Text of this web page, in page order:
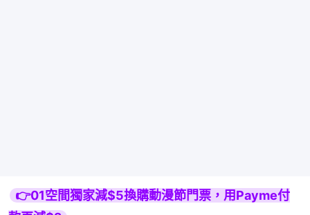
👉01空間獨家減$5換購動漫節門票，用Payme付